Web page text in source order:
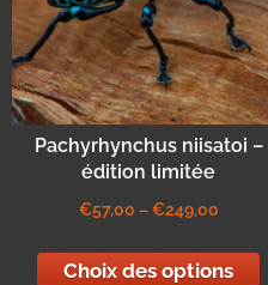
Pachyrhynchus niisatoi –
édition limitée
€57,00 –€249,00
Choix des options